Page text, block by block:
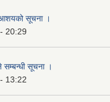
आशयको सूचना ।
20:29
सम्बन्धी सूचना ।
13:22